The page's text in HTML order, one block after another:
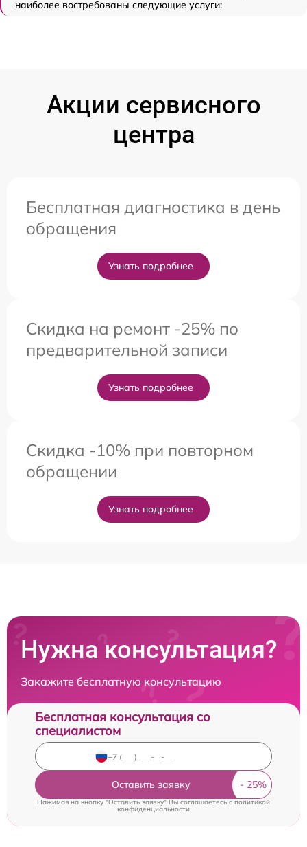
наиболее востребованы следующие услуги:
Акции сервисного
центра
Бесплатная диагностика в день
обращения
Узнать подробнее
Скидка на ремонт -25% по
предварительной записи
Узнать подробнее
Скидка -10% при повторном
обращении
Узнать подробнее
Нужна консультация?
Закажите бесплатную консультацию
Бесплатная консультация со
специалистом
Оставить заявку
Нажимая на кнопку "Оставить заявку" Вы соглашаетесь c политикой
конфиденциальности